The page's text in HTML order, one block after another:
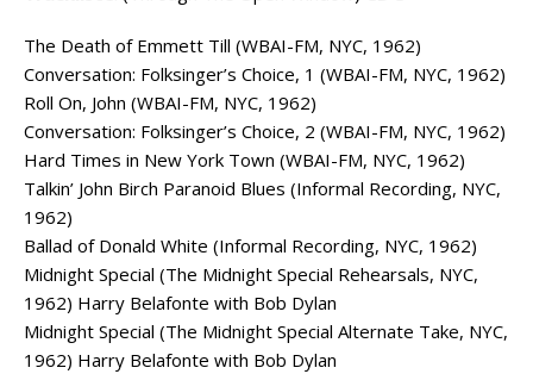
The Death of Emmett Till (WBAI-FM, NYC, 1962)
Conversation: Folksinger’s Choice, 1 (WBAI-FM, NYC, 1962)
Roll On, John (WBAI-FM, NYC, 1962)
Conversation: Folksinger’s Choice, 2 (WBAI-FM, NYC, 1962)
Hard Times in New York Town (WBAI-FM, NYC, 1962)
Talkin’ John Birch Paranoid Blues (Informal Recording, NYC,
1962)
Ballad of Donald White (Informal Recording, NYC, 1962)
Midnight Special (The Midnight Special Rehearsals, NYC,
1962) Harry Belafonte with Bob Dylan
Midnight Special (The Midnight Special Alternate Take, NYC,
1962) Harry Belafonte with Bob Dylan